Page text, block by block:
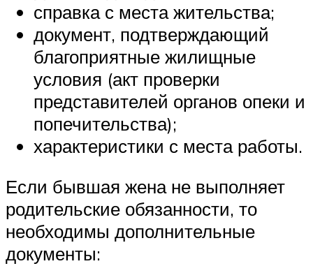
справка с места жительства;
документ, подтверждающий
благоприятные жилищные
условия (акт проверки
представителей органов опеки и
попечительства);
характеристики с места работы.
Если бывшая жена не выполняет
родительские обязанности, то
необходимы дополнительные
документы: